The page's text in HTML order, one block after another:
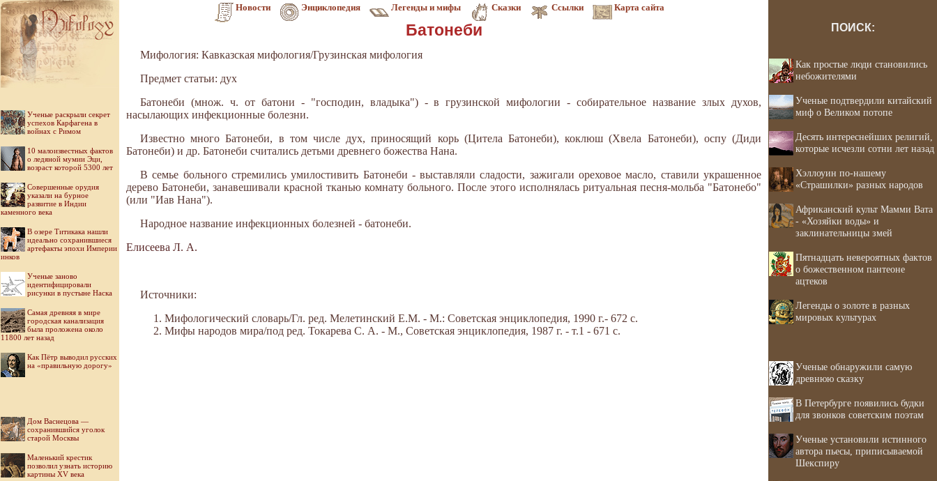
Новости Энциклопедия Легенды и мифы Сказки Ссылки Карта сайта
Ученые раскрыли секрет
успехов Карфагена в
войнах с Римом
10 малоизвестных фактов
о ледяной мумии Эци,
возраст которой 5300 лет
Совершенные орудия
указали на бурное
развитие в Индии
каменного века
В озере Титикака нашли
идеально сохранившиеся
артефакты эпохи Империи
инков
Ученые заново
идентифицировали
рисунки в пустыне Наска
Самая древняя в мире
городская канализация
была проложена около
11800 лет назад
Как Пётр выводил русских
на «правильную дорогу»
Дом Васнецова —
сохранившийся уголок
старой Москвы
Маленький крестик
позволил узнать историю
картины XV века
Батонеби
Мифология: Кавказская мифология/Грузинская мифология
Предмет статьи: дух
Батонеби (множ. ч. от батони - "господин, владыка") - в грузинской мифологии - собирательное название злых духов,
насылающих инфекционные болезни.
Известно много Батонеби, в том числе дух, приносящий корь (Цитела Батонеби), коклюш (Хвела Батонеби), оспу (Диди
Батонеби) и др. Батонеби считались детьми древнего божества Нана.
В семье больного стремились умилостивить Батонеби - выставляли сладости, зажигали ореховое масло, ставили украшенное
дерево Батонеби, занавешивали красной тканью комнату больного. После этого исполнялась ритуальная песня-мольба "Батонебо"
(или "Иав Нана").
Народное название инфекционных болезней - батонеби.
Елисеева Л. А.
Источники:
Мифологический словарь/Гл. ред. Мелетинский Е.М. - М.: Советская энциклопедия, 1990 г.- 672 с.
Мифы народов мира/под ред. Токарева С. А. - М., Советская энциклопедия, 1987 г. - т.1 - 671 с.
ПОИСК:
Как простые люди становились
небожителями
Ученые подтвердили китайский
миф о Великом потопе
Десять интереснейших религий,
которые исчезли сотни лет назад
Хэллоуин по-нашему
«Страшилки» разных народов
Африканский культ Мамми Вата
- «Хозяйки воды» и
заклинательницы змей
Пятнадцать невероятных фактов
о божественном пантеоне
ацтеков
Легенды о золоте в разных
мировых культурах
Ученые обнаружили самую
древнюю сказку
В Петербурге появились будки
для звонков советским поэтам
Ученые установили истинного
автора пьесы, приписываемой
Шекспиру